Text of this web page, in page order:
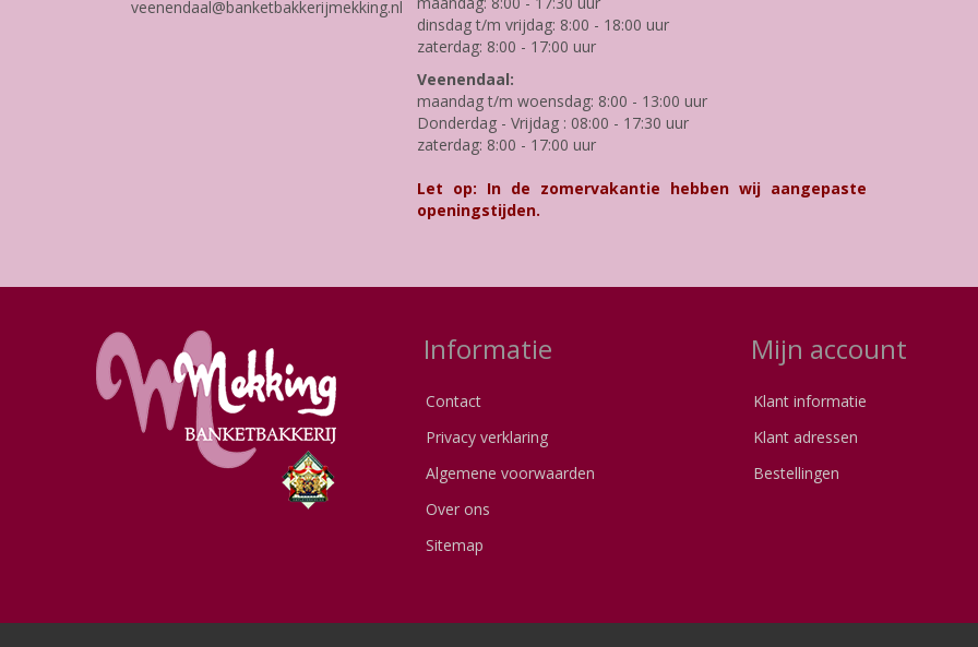
veenendaal@banketbakkerijmekking.nl
dinsdag t/m vrijdag: 8:00 - 18:00 uur
zaterdag: 8:00 - 17:00 uur
Veenendaal:
maandag t/m woensdag: 8:00 - 13:00 uur
Donderdag - Vrijdag : 08:00 - 17:30 uur
zaterdag: 8:00 - 17:00 uur
Let op: In de zomervakantie hebben wij aangepaste
openingstijden.
Informatie
Contact
Privacy verklaring
Algemene voorwaarden
Over ons
Sitemap
Mijn account
Klant informatie
Klant adressen
Bestellingen